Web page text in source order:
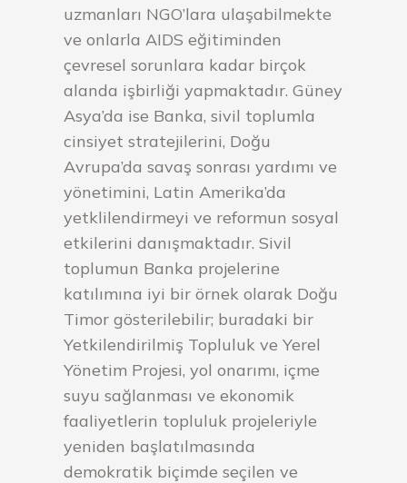
uzmanları NGO’lara ulaşabilmekte
ve onlarla AIDS eğitiminden
çevresel sorunlara kadar birçok
alanda işbirliği yapmaktadır. Güney
Asya’da ise Banka, sivil toplumla
cinsiyet stratejilerini, Doğu
Avrupa’da savaş sonrası yardımı ve
yönetimini, Latin Amerika’da
yetklilendirmeyi ve reformun sosyal
etkilerini danışmaktadır. Sivil
toplumun Banka projelerine
katılımına iyi bir örnek olarak Doğu
Timor gösterilebilir; buradaki bir
Yetkilendirilmiş Topluluk ve Yerel
Yönetim Projesi, yol onarımı, içme
suyu sağlanması ve ekonomik
faaliyetlerin topluluk projeleriyle
yeniden başlatılmasında
demokratik biçimde seçilen ve